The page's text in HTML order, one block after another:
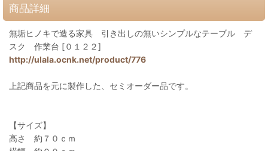
商品詳細
無垢ヒノキで造る家具 引き出しの無いシンプルなテーブル デ
スク 作業台 [０１２２]
http://ulala.ocnk.net/product/776
上記商品を元に製作した、セミオーダー品です。
【サイズ】
高さ 約７０ｃｍ